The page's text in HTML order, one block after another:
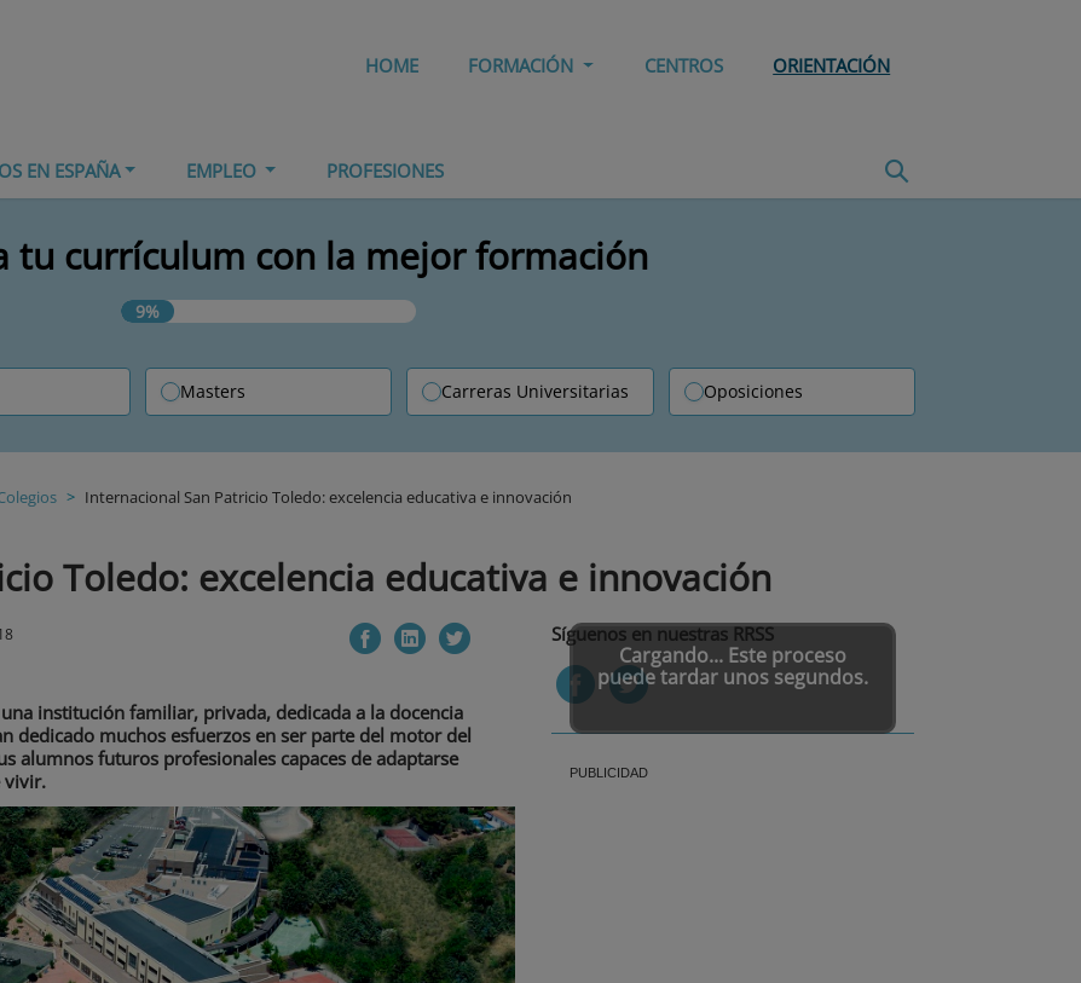
HOME FORMACIÓN CENTROS ORIENTACIÓN
EN ESPAÑA EMPLEO PROFESIONES
tu currículum con la mejor formación
9%
Masters Carreras Universitarias Oposiciones
Internacional San Patricio Toledo: excelencia educativa e innovación
Toledo: excelencia educativa e innovación
institución familiar, privada, dedicada a la docencia
dedicado muchos esfuerzos en ser parte del motor del
alumnos futuros profesionales capaces de adaptarse
vivir.
Cargando... Este proceso
puede tardar unos segundos.
Síguenos en nuestras RRSS